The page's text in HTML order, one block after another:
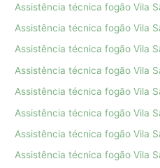
Assistência técnica fogão Vila
Assistência técnica fogão Vila
Assistência técnica fogão Vila
Assistência técnica fogão Vila
Assistência técnica fogão Vila
Assistência técnica fogão Vila
Assistência técnica fogão Vila
Assistência técnica fogão Vila